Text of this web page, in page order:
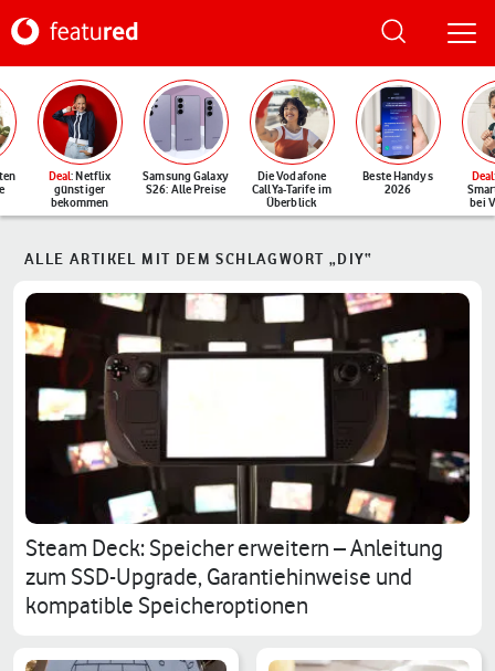
Deal: Netflix
günstiger
bekommen
Samsung Galaxy
S26: Alle Preise
Die Vodafone
CallYa-Tarife im
Überblick
Beste Handys
2026
Deal
bei
ALLE ARTIKEL MIT DEM SCHLAGWORT „DIY“
Steam Deck: Speicher erweitern – Anleitung
zum SSD-Upgrade, Garantiehinweise und
kompatible Speicheroptionen